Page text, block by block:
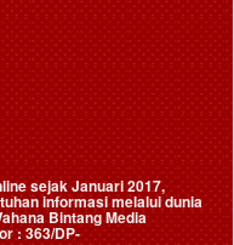
sejak Januari 2017,
informasi melalui dunia
Bintang Media
: 363/DP-